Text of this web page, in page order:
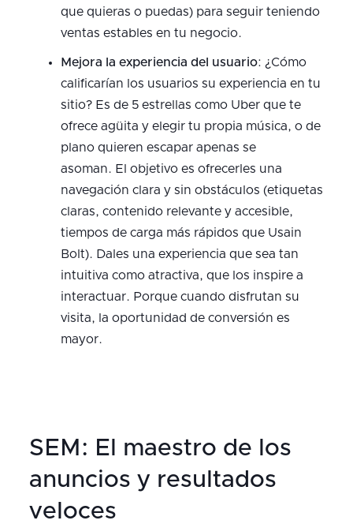
que quieras o puedas) para seguir teniendo
ventas estables en tu negocio.
Mejora la experiencia del usuario: ¿Cómo
calificarían los usuarios su experiencia en tu
sitio? Es de 5 estrellas como Uber que te
ofrece agüita y elegir tu propia música, o de
plano quieren escapar apenas se
asoman. El objetivo es ofrecerles una
navegación clara y sin obstáculos (etiquetas
claras, contenido relevante y accesible,
tiempos de carga más rápidos que Usain
Bolt). Dales una experiencia que sea tan
intuitiva como atractiva, que los inspire a
interactuar. Porque cuando disfrutan su
visita, la oportunidad de conversión es
mayor.
SEM: El maestro de los
anuncios y resultados
veloces